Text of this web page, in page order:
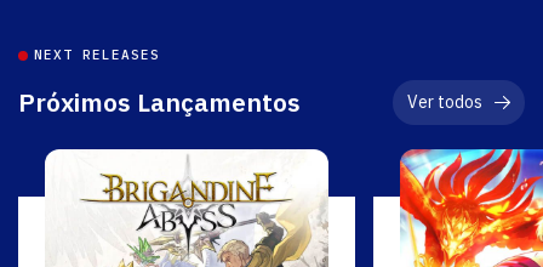
NEXT RELEASES
Próximos Lançamentos Ver todos